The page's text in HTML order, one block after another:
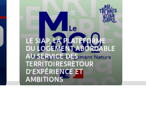
LE SIAP, LA PLATEFORME
DU LOGEMENT ABORDABLE
AU SERVICE DES
TERRITOIRESRETOUR
D'EXPÉRIENCE ET
AMBITIONS